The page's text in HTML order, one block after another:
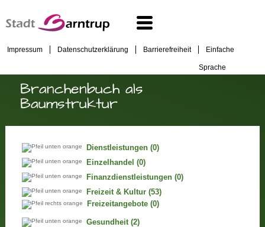
Impressum Datenschutzerklärung Barrierefreiheit Einfache
Sprache
Branchenbuch als
Baumstruktur
Dienstleistungen (0)
Einzelhandel (0)
Finanzdienstleistungen (0)
Freizeit & Kultur (53)
Freizeitangebote (0)
Gesundheit (2)